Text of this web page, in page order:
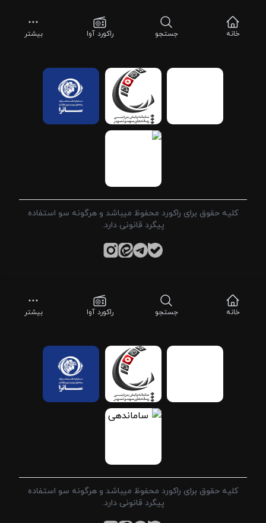
خانه جستجو راکورد آوا بیشتر
کلیه حقوق برای راکورد محفوظ میباشد و هرگونه سو استفاده
پیگرد قانونی دارد.
خانه جستجو راکورد آوا بیشتر
کلیه حقوق برای راکورد محفوظ میباشد و هرگونه سو استفاده
پیگرد قانونی دارد.